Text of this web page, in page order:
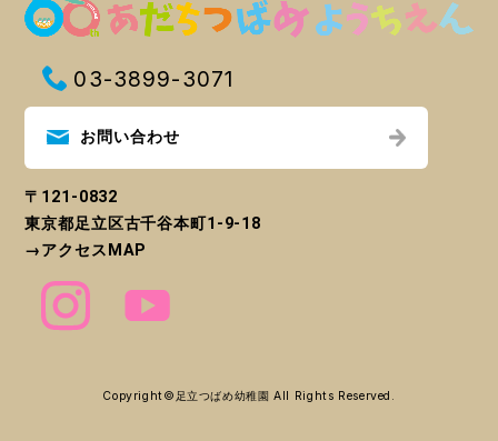
03-3899-3071
お問い合わせ
〒121-0832
東京都足立区古千谷本町1-9-18
→アクセスMAP
Copyright© 足立つばめ幼稚園All Rights Reserved.